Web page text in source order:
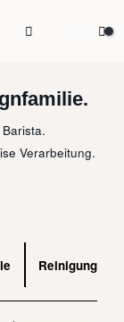
Verarbeitung.
Reinigung